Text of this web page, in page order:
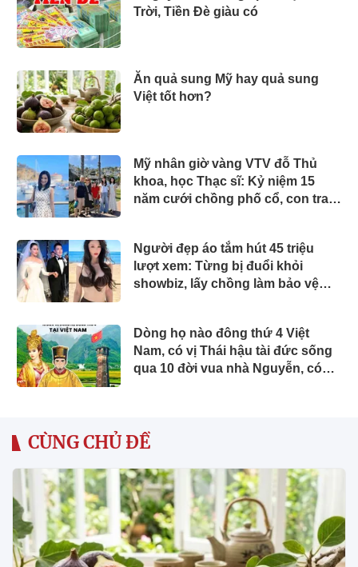
Trời, Tiền Đè giàu có
Ăn quả sung Mỹ hay quả sung
Việt tốt hơn?
Mỹ nhân giờ vàng VTV đỗ Thủ
khoa, học Thạc sĩ: Kỷ niệm 15
năm cưới chồng phố cổ, con trai
Người đẹp áo tắm hút 45 triệu
lượt xem: Từng bị đuổi khỏi
showbiz, lấy chồng làm bảo vệ
Dòng họ nào đông thứ 4 Việt
Nam, có vị Thái hậu tài đức sống
qua 10 đời vua nhà Nguyễn, có
CÙNG CHỦ ĐỀ